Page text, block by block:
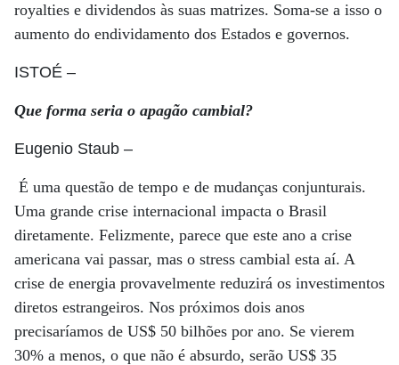
royalties e dividendos às suas matrizes. Soma-se a isso o
aumento do endividamento dos Estados e governos.
ISTOÉ –
Que forma seria o apagão cambial?
Eugenio Staub –
É uma questão de tempo e de mudanças conjunturais.
Uma grande crise internacional impacta o Brasil
diretamente. Felizmente, parece que este ano a crise
americana vai passar, mas o stress cambial esta aí. A
crise de energia provavelmente reduzirá os investimentos
diretos estrangeiros. Nos próximos dois anos
precisaríamos de US$ 50 bilhões por ano. Se vierem
30% a menos, o que não é absurdo, serão US$ 35